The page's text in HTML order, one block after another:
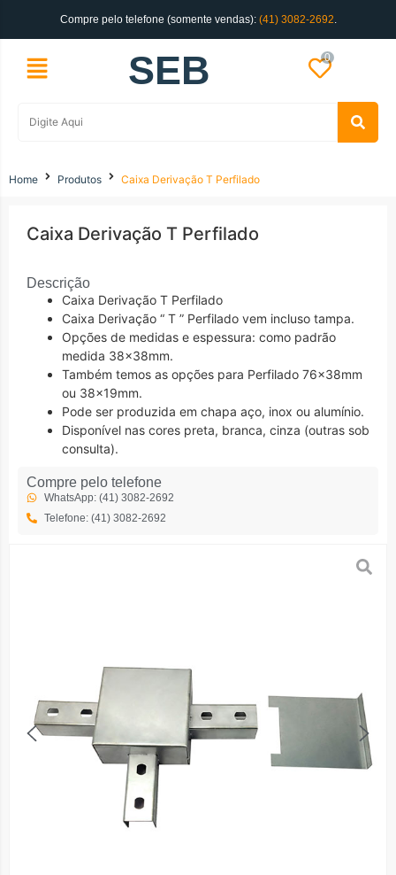
Compre pelo telefone (somente vendas): (41) 3082-2692.
SEB 0
Home Produtos Caixa Derivação T Perfilado
Caixa Derivação T Perfilado
Descrição
Caixa Derivação T Perfilado
Caixa Derivação “ T ” Perfilado vem incluso tampa.
Opções de medidas e espessura: como padrão
medida 38x38mm.
Também temos as opções para Perfilado 76x38mm
ou 38x19mm.
Pode ser produzida em chapa aço, inox ou alumínio.
Disponível nas cores preta, branca, cinza (outras sob
consulta).
Compre pelo telefone
WhatsApp: (41) 3082-2692
Telefone: (41) 3082-2692